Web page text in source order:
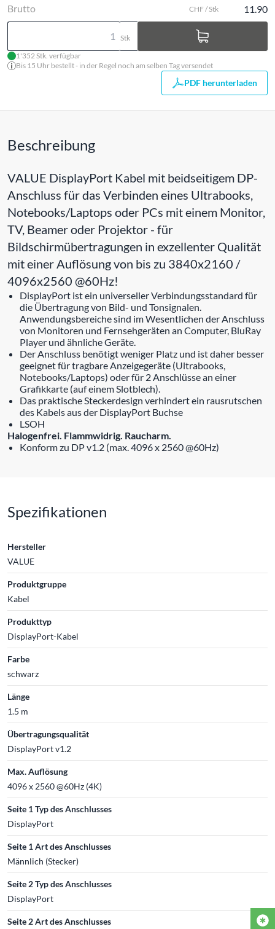
Brutto CHF / Stk 11.90
Stk
1'352 Stk. verfügbar
Bis 15 Uhr bestellt - in der Regel noch am selben Tag versendet
PDF herunterladen
Beschreibung
VALUE DisplayPort Kabel mit beidseitigem DP-
Anschluss für das Verbinden eines Ultrabooks,
Notebooks/Laptops oder PCs mit einem Monitor,
TV, Beamer oder Projektor - für
Bildschirmübertragungen in exzellenter Qualität
mit einer Auflösung von bis zu 3840x2160 /
4096x2560 @60Hz!
DisplayPort ist ein universeller Verbindungsstandard für
die Übertragung von Bild- und Tonsignalen.
Anwendungsbereiche sind im Wesentlichen der Anschluss
von Monitoren und Fernsehgeräten an Computer, BluRay
Player und ähnliche Geräte.
Der Anschluss benötigt weniger Platz und ist daher besser
geeignet für tragbare Anzeigegeräte (Ultrabooks,
Notebooks/Laptops) oder für 2 Anschlüsse an einer
Grafikkarte (auf einem Slotblech).
Das praktische Steckerdesign verhindert ein rausrutschen
des Kabels aus der DisplayPort Buchse
LSOH
Halogenfrei. Flammwidrig. Raucharm.
Konform zu DP v1.2 (max. 4096 x 2560 @60Hz)
Spezifikationen
Hersteller
VALUE
Produktgruppe
Kabel
Produkttyp
DisplayPort-Kabel
Farbe
schwarz
Länge
1.5 m
Übertragungsqualität
DisplayPort v1.2
Max. Auflösung
4096 x 2560 @60Hz (4K)
Seite 1 Typ des Anschlusses
DisplayPort
Seite 1 Art des Anschlusses
Männlich (Stecker)
Seite 2 Typ des Anschlusses
DisplayPort
Seite 2 Art des Anschlusses